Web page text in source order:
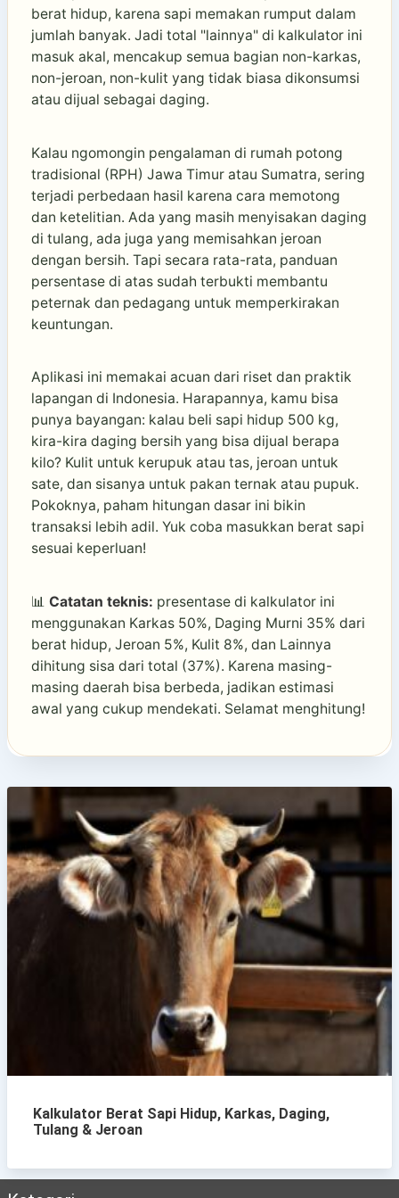
berat hidup, karena sapi memakan rumput dalam
jumlah banyak. Jadi total "lainnya" di kalkulator ini
masuk akal, mencakup semua bagian non-karkas,
non-jeroan, non-kulit yang tidak biasa dikonsumsi
atau dijual sebagai daging.
Kalau ngomongin pengalaman di rumah potong
tradisional (RPH) Jawa Timur atau Sumatra, sering
terjadi perbedaan hasil karena cara memotong
dan ketelitian. Ada yang masih menyisakan daging
di tulang, ada juga yang memisahkan jeroan
dengan bersih. Tapi secara rata-rata, panduan
persentase di atas sudah terbukti membantu
peternak dan pedagang untuk memperkirakan
keuntungan.
Aplikasi ini memakai acuan dari riset dan praktik
lapangan di Indonesia. Harapannya, kamu bisa
punya bayangan: kalau beli sapi hidup 500 kg,
kira-kira daging bersih yang bisa dijual berapa
kilo? Kulit untuk kerupuk atau tas, jeroan untuk
sate, dan sisanya untuk pakan ternak atau pupuk.
Pokoknya, paham hitungan dasar ini bikin
transaksi lebih adil. Yuk coba masukkan berat sapi
sesuai keperluan!
📊 Catatan teknis: presentase di kalkulator ini
menggunakan Karkas 50%, Daging Murni 35% dari
berat hidup, Jeroan 5%, Kulit 8%, dan Lainnya
dihitung sisa dari total (37%). Karena masing-
masing daerah bisa berbeda, jadikan estimasi
awal yang cukup mendekati. Selamat menghitung!
Kalkulator Berat Sapi Hidup, Karkas, Daging,
Tulang & Jeroan